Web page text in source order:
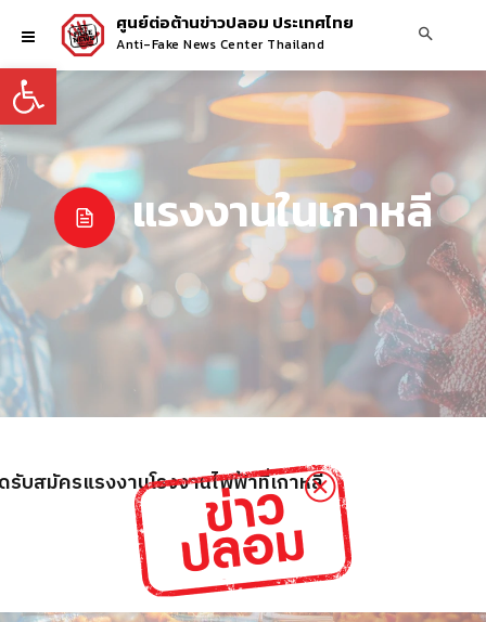
Open toolbar
ศูนย์ต่อต้านข่าวปลอม ประเทศไทย
Anti-Fake News Center Thailand
แรงงานในเกาหลี
บสมัครแรงงานโรงงานไฟฟ้าที่เกาหลี